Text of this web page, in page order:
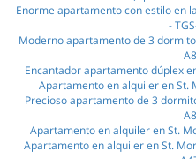
Enorme apartamento con estilo en
-
Moderno apartamento de 3
Encantador apartamento dúplex
Apartamento en alquiler en St.
Precioso apartamento de 3
Apartamento en alquiler en St.
Apartamento en alquiler en St.